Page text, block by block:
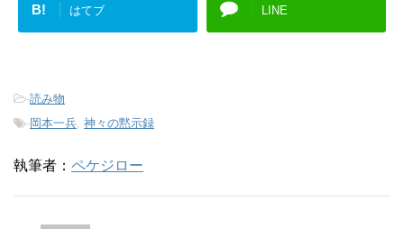
B! はてブ LINE
-読み物
-岡本一兵 神々の黙示録
執筆者： ペケジロー